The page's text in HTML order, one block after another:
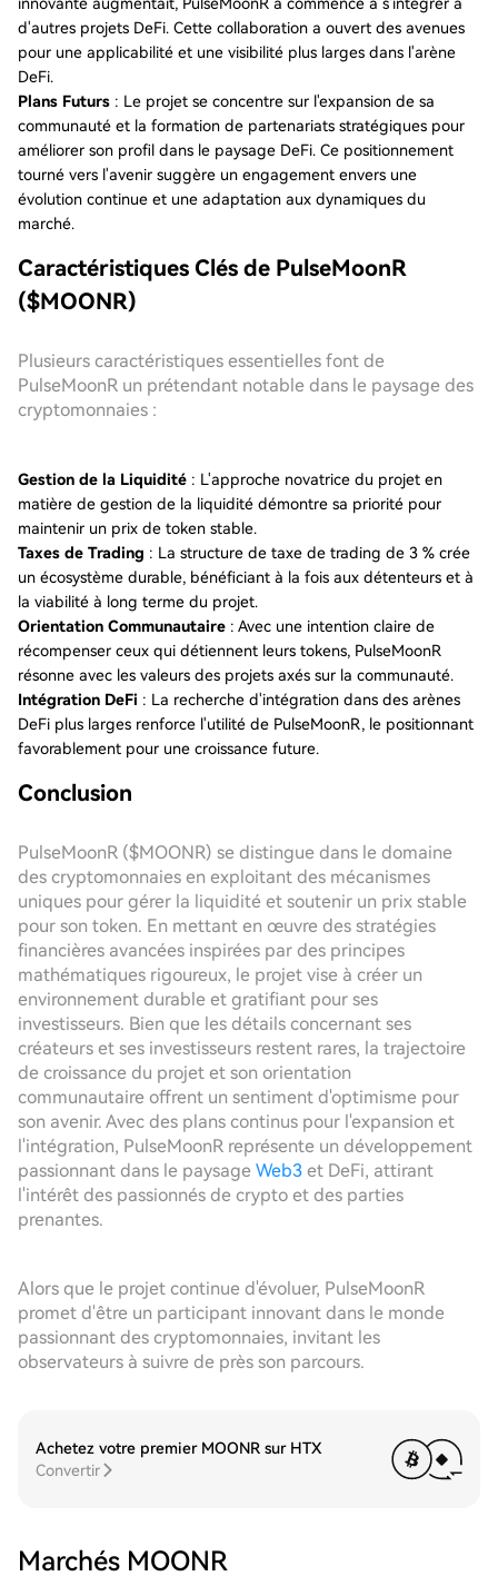
d'autres projets DeFi. Cette collaboration a ouvert des avenues
pour une applicabilité et une visibilité plus larges dans l'arène
DeFi.
Plans Futurs : Le projet se concentre sur l'expansion de sa
communauté et la formation de partenariats stratégiques pour
améliorer son profil dans le paysage DeFi. Ce positionnement
tourné vers l'avenir suggère un engagement envers une
évolution continue et une adaptation aux dynamiques du
marché.
Caractéristiques Clés de PulseMoonR
($MOONR)
Plusieurs caractéristiques essentielles font de
PulseMoonR un prétendant notable dans le paysage des
cryptomonnaies :
Gestion de la Liquidité : L'approche novatrice du projet en
matière de gestion de la liquidité démontre sa priorité pour
maintenir un prix de token stable.
Taxes de Trading : La structure de taxe de trading de 3 % crée
un écosystème durable, bénéficiant à la fois aux détenteurs et à
la viabilité à long terme du projet.
Orientation Communautaire : Avec une intention claire de
récompenser ceux qui détiennent leurs tokens, PulseMoonR
résonne avec les valeurs des projets axés sur la communauté.
Intégration DeFi : La recherche d'intégration dans des arènes
DeFi plus larges renforce l'utilité de PulseMoonR, le positionnant
favorablement pour une croissance future.
Conclusion
PulseMoonR ($MOONR) se distingue dans le domaine
des cryptomonnaies en exploitant des mécanismes
uniques pour gérer la liquidité et soutenir un prix stable
pour son token. En mettant en œuvre des stratégies
financières avancées inspirées par des principes
mathématiques rigoureux, le projet vise à créer un
environnement durable et gratifiant pour ses
investisseurs. Bien que les détails concernant ses
créateurs et ses investisseurs restent rares, la trajectoire
de croissance du projet et son orientation
communautaire offrent un sentiment d'optimisme pour
son avenir. Avec des plans continus pour l'expansion et
l'intégration, PulseMoonR représente un développement
passionnant dans le paysage Web3 et DeFi, attirant
l'intérêt des passionnés de crypto et des parties
prenantes.
Alors que le projet continue d'évoluer, PulseMoonR
promet d'être un participant innovant dans le monde
passionnant des cryptomonnaies, invitant les
observateurs à suivre de près son parcours.
Achetez votre premier MOONR sur HTX
Convertir
Marchés MOONR